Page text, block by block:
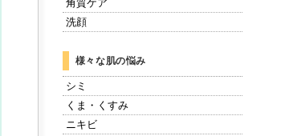
角質ケア
洗顔
様々な肌の悩み
シミ
くま・くすみ
ニキビ